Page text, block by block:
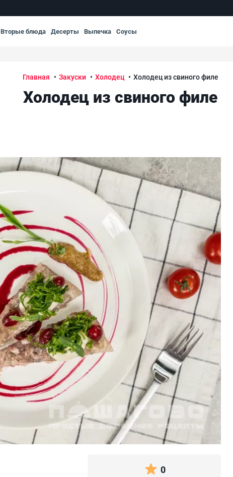
Вторые блюда Десерты Выпечка Соусы
Главная Закуски Холодец Холодец из свиного филе
Холодец из свиного филе
0